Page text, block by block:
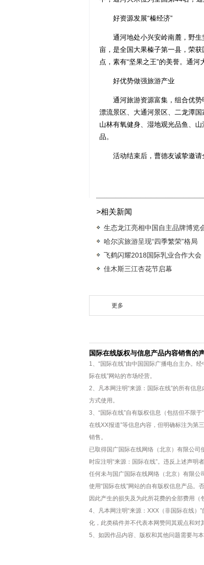
好资源发展“榛经济”
通河地处小兴安岭南麓，野生
亩，是全国大果榛子第一县，荣
点，素有“坚果之王”的美誉。通河
好优势做强旅游产业
通河旅游资源富集，组合优势
漂流景区、大通河景区、二龙潭国
山林有氧健身、湿地观光品鱼、
品。
活动结束后，曹德友诚挚邀请
>相关新闻
生态龙江亮相中国自主品牌博览
哈尔滨旅游呈现“四季繁荣”格局
飞鹤闪耀2018国际乳业合作大会
佳木斯三江杏花节启幕
更多
国际在线版权与信息产品内容销售的
1、“国际在线”由中国国际广播电台主办。
际在线”网站的市场经营。
2、凡本网注明“来源：国际在线”的所有信
方式使用。
3、“国际在线”自有版权信息（包括但不限于
在线XX报道”等信息内容，但明确标注为第
销售。
已取得国广国际在线网络（北京）有限公
时应注明“来源：国际在线”。违反上述声明
任何未与国广国际在线网络（北京）有限公
使用“国际在线”网站的自有版权信息产品。
因此产生的损失及为此所花费的全部费用（
4、凡本网注明“来源：XXX（非国际在线）
化，此类稿件并不代表本网赞同其观点和对
5、如因作品内容、版权和其他问题需要与